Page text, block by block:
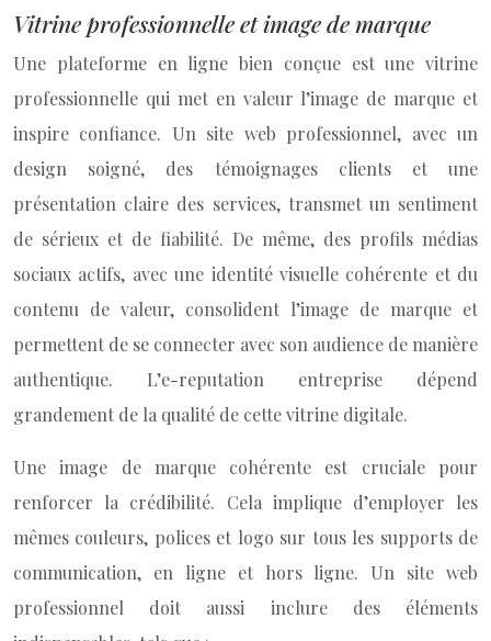
Vitrine professionnelle et image de marque
Une plateforme en ligne bien conçue est une vitrine
professionnelle qui met en valeur l’image de marque et
inspire confiance. Un site web professionnel, avec un
design soigné, des témoignages clients et une
présentation claire des services, transmet un sentiment
de sérieux et de fiabilité. De même, des profils médias
sociaux actifs, avec une identité visuelle cohérente et du
contenu de valeur, consolident l’image de marque et
permettent de se connecter avec son audience de manière
authentique. L’e-reputation entreprise dépend
grandement de la qualité de cette vitrine digitale.
Une image de marque cohérente est cruciale pour
renforcer la crédibilité. Cela implique d’employer les
mêmes couleurs, polices et logo sur tous les supports de
communication, en ligne et hors ligne. Un site web
professionnel doit aussi inclure des éléments